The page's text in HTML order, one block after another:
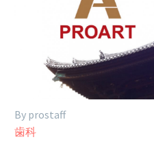
By prostaff
歯科